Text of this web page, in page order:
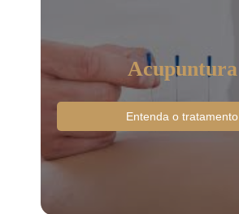
Acupuntura
Entenda o tratamento